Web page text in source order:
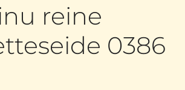
reine
0386